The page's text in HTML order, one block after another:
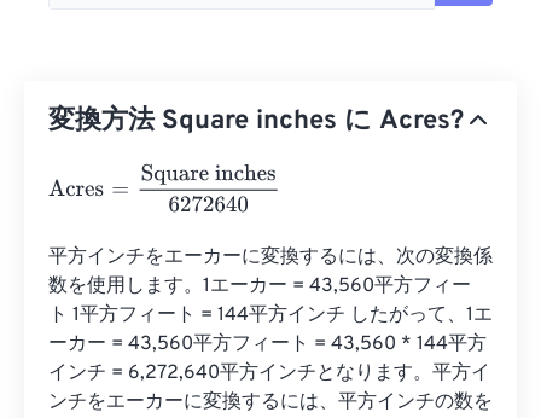
変換方法 Square inches に Acres?
Acres Square inches6272640
平方インチをエーカーに変換するには、次の変換係
数を使用します。1エーカー = 43,560平方フィー
ト 1平方フィート = 144平方インチ したがって、1エ
ーカー = 43,560平方フィート = 43,560 * 144平方
インチ = 6,272,640平方インチとなります。平方イ
ンチをエーカーに変換するには、平方インチの数を